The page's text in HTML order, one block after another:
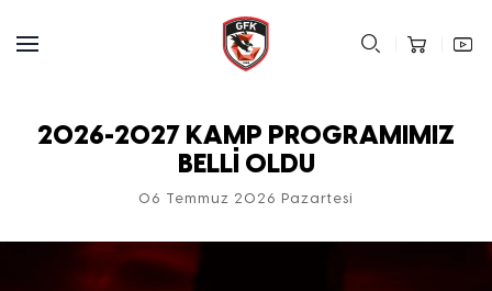
2026-2027 KAMP PROGRAMIMIZ
BELLİ OLDU
06 Temmuz 2026 Pazartesi